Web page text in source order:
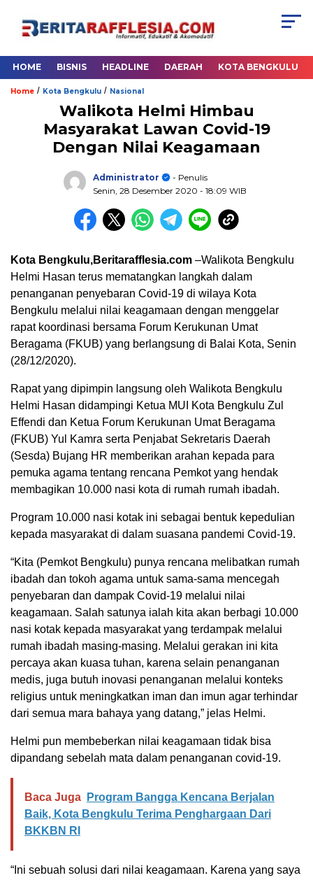
HOME BISNIS HEADLINE DAERAH KOTA BENGKULU
Home / Kota Bengkulu / Nasional
Walikota Helmi Himbau
Masyarakat Lawan Covid-19
Dengan Nilai Keagamaan
Administrator
- Penulis
Senin, 28 Desember 2020 - 18:09 WIB
Kota Bengkulu,Beritarafflesia.com –Walikota Bengkulu
Helmi Hasan terus mematangkan langkah dalam
penanganan penyebaran Covid-19 di wilaya Kota
Bengkulu melalui nilai keagamaan dengan menggelar
rapat koordinasi bersama Forum Kerukunan Umat
Beragama (FKUB) yang berlangsung di Balai Kota, Senin
(28/12/2020).
Rapat yang dipimpin langsung oleh Walikota Bengkulu
Helmi Hasan didampingi Ketua MUI Kota Bengkulu Zul
Effendi dan Ketua Forum Kerukunan Umat Beragama
(FKUB) Yul Kamra serta Penjabat Sekretaris Daerah
(Sesda) Bujang HR memberikan arahan kepada para
pemuka agama tentang rencana Pemkot yang hendak
membagikan 10.000 nasi kota di rumah rumah ibadah.
Program 10.000 nasi kotak ini sebagai bentuk kepedulian
kepada masyarakat di dalam suasana pandemi Covid-19.
“Kita (Pemkot Bengkulu) punya rencana melibatkan rumah
ibadah dan tokoh agama untuk sama-sama mencegah
penyebaran dan dampak Covid-19 melalui nilai
keagamaan. Salah satunya ialah kita akan berbagi 10.000
nasi kotak kepada masyarakat yang terdampak melalui
rumah ibadah masing-masing. Melalui gerakan ini kita
percaya akan kuasa tuhan, karena selain penanganan
medis, juga butuh inovasi penanganan melalui konteks
religius untuk meningkatkan iman dan imun agar terhindar
dari semua mara bahaya yang datang,” jelas Helmi.
Helmi pun membeberkan nilai keagamaan tidak bisa
dipandang sebelah mata dalam penanganan covid-19.
Baca Juga
Program Bangga Kencana Berjalan
Baik, Kota Bengkulu Terima Penghargaan Dari
BKKBN RI
“Ini sebuah solusi dari nilai keagamaan. Karena yang saya